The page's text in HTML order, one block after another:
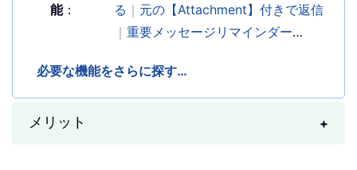
能：
る ｜ 元の【Attachment】付きで返信
｜ 重要メッセージリマインダー…
必要な機能をさらに探す…
メリット